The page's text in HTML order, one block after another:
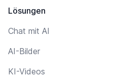
Lösungen
Chat mit AI
AI-Bilder
KI-Videos